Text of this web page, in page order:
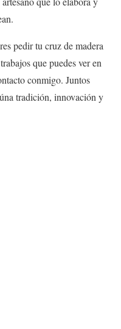
pedir tu cruz de madera
que puedes ver en
conmigo. Juntos
tradición, innovación y